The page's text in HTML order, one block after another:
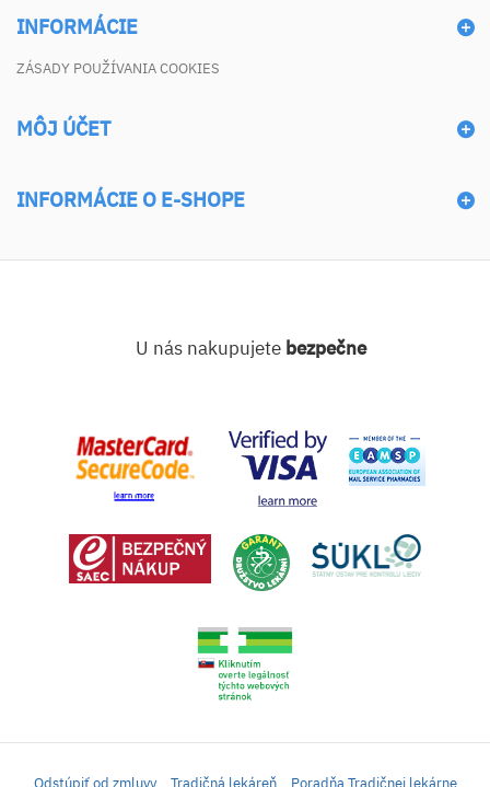
INFORMÁCIE
ZÁSADY POUŽÍVANIA COOKIES
MÔJ ÚČET
INFORMÁCIE O E-SHOPE
U nás nakupujete bezpečne
Odstúpiť od zmluvy Tradičná lekáreň Poradňa Tradičnej lekárne